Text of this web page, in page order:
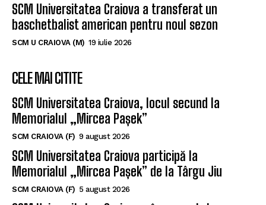
SCM Universitatea Craiova a transferat un
baschetbalist american pentru noul sezon
SCM U CRAIOVA (M) 19 iulie 2026
CELE MAI CITITE
SCM Universitatea Craiova, locul secund la
Memorialul „Mircea Pașek”
SCM CRAIOVA (F) 9 august 2026
SCM Universitatea Craiova participă la
Memorialul „Mircea Pașek” de la Târgu Jiu
SCM CRAIOVA (F) 5 august 2026